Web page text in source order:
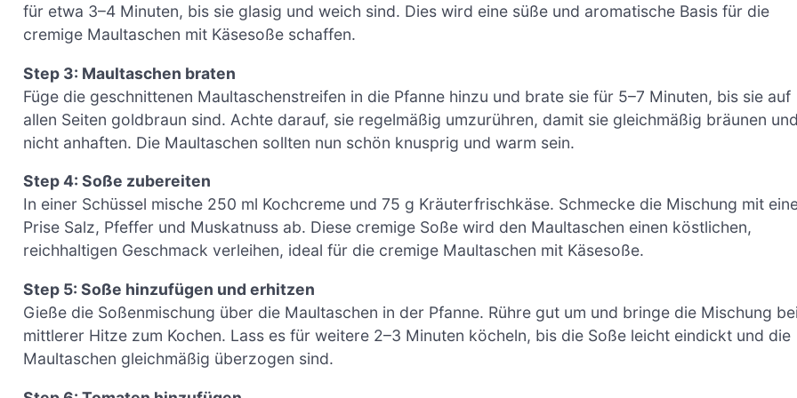
für etwa 3–4 Minuten, bis sie glasig und weich sind. Dies wird eine süße und aromatische Basis für die
cremige Maultaschen mit Käsesoße schaffen.
Step 3: Maultaschen braten
Füge die geschnittenen Maultaschenstreifen in die Pfanne hinzu und brate sie für 5–7 Minuten, bis sie auf
allen Seiten goldbraun sind. Achte darauf, sie regelmäßig umzurühren, damit sie gleichmäßig bräunen und
nicht anhaften. Die Maultaschen sollten nun schön knusprig und warm sein.
Step 4: Soße zubereiten
In einer Schüssel mische 250 ml Kochcreme und 75 g Kräuterfrischkäse. Schmecke die Mischung mit
Prise Salz, Pfeffer und Muskatnuss ab. Diese cremige Soße wird den Maultaschen einen köstlichen,
reichhaltigen Geschmack verleihen, ideal für die cremige Maultaschen mit Käsesoße.
Step 5: Soße hinzufügen und erhitzen
Gieße die Soßenmischung über die Maultaschen in der Pfanne. Rühre gut um und bringe die Mischung bei
mittlerer Hitze zum Kochen. Lass es für weitere 2–3 Minuten köcheln, bis die Soße leicht eindickt und die
Maultaschen gleichmäßig überzogen sind.